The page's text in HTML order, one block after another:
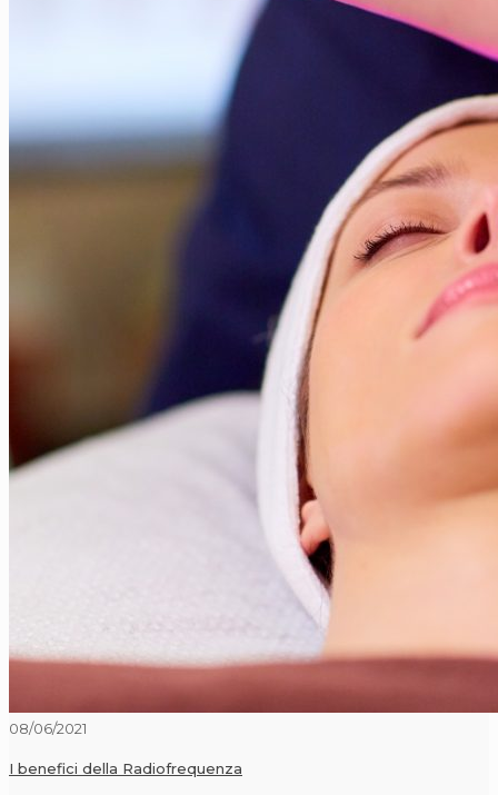
08/06/2021
I benefici della Radiofrequenza